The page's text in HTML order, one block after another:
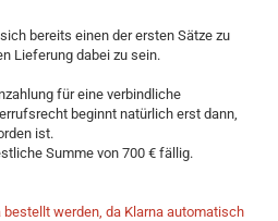
bereits einen der ersten Sätze zu
Lieferung dabei zu sein.
für eine verbindliche
beginnt natürlich erst dann,
ist.
Summe von 700 € fällig.
werden, da Klarna automatisch